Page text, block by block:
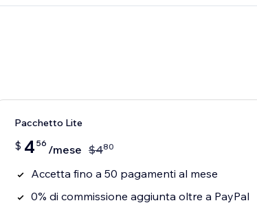
Pacchetto Lite
$ 4 56 /mese $480
Accetta fino a 50 pagamenti al mese
0% di commissione aggiunta oltre a PayPal